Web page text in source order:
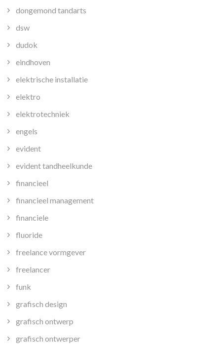
dongemond tandarts
dsw
dudok
eindhoven
elektrische installatie
elektro
elektrotechniek
engels
evident
evident tandheelkunde
financieel
financieel management
financiele
fluoride
freelance vormgever
freelancer
funk
grafisch design
grafisch ontwerp
grafisch ontwerper